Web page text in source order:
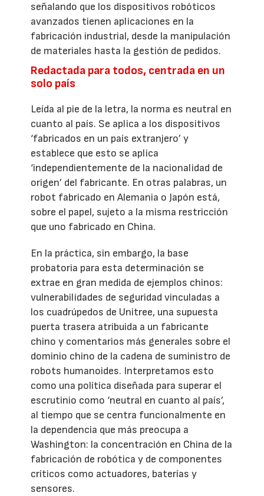
señalando que los dispositivos robóticos
avanzados tienen aplicaciones en la
fabricación industrial, desde la manipulación
de materiales hasta la gestión de pedidos.
Redactada para todos, centrada en un
solo país
Leída al pie de la letra, la norma es neutral en
cuanto al país. Se aplica a los dispositivos
‘fabricados en un país extranjero’ y
establece que esto se aplica
‘independientemente de la nacionalidad de
origen’ del fabricante. En otras palabras, un
robot fabricado en Alemania o Japón está,
sobre el papel, sujeto a la misma restricción
que uno fabricado en China.
En la práctica, sin embargo, la base
probatoria para esta determinación se
extrae en gran medida de ejemplos chinos:
vulnerabilidades de seguridad vinculadas a
los cuadrúpedos de Unitree, una supuesta
puerta trasera atribuida a un fabricante
chino y comentarios más generales sobre el
dominio chino de la cadena de suministro de
robots humanoides. Interpretamos esto
como una política diseñada para superar el
escrutinio como ‘neutral en cuanto al país’,
al tiempo que se centra funcionalmente en
la dependencia que más preocupa a
Washington: la concentración en China de la
fabricación de robótica y de componentes
críticos como actuadores, baterías y
sensores.